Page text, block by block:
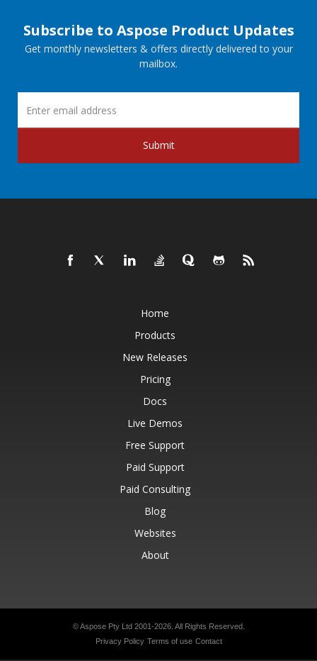
Subscribe to Aspose Product Updates
Get monthly newsletters & offers directly delivered to your
mailbox.
Submit
Home
Products
New Releases
Pricing
Docs
Live Demos
Free Support
Paid Support
Paid Consulting
Blog
Websites
About
© Aspose Pty Ltd 2001-2026. All Rights Reserved.
Privacy Policy Terms of use Contact